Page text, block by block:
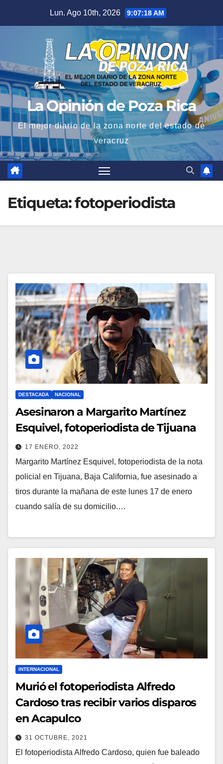
Lun. Ago 10th, 2026 9:07:19 AM
La Opinión de Poza Rica
El mejor diario de la zona norte del estado de
veracruz
Etiqueta:fotoperiodista
DESTACADA NACIONAL
Asesinaron a Margarito Martínez
Esquivel, fotoperiodista de Tijuana
17 ENERO, 2022
Margarito Martínez Esquivel, fotoperiodista de la nota
policial en Tijuana, Baja California, fue asesinado a
tiros durante la mañana de este lunes 17 de enero
cuando salía de su domicilio.…
INTERNACIONAL
Murió el fotoperiodista Alfredo
Cardoso tras recibir varios disparos
en Acapulco
31 OCTUBRE, 2021
El fotoperiodista Alfredo Cardoso, quien fue baleado